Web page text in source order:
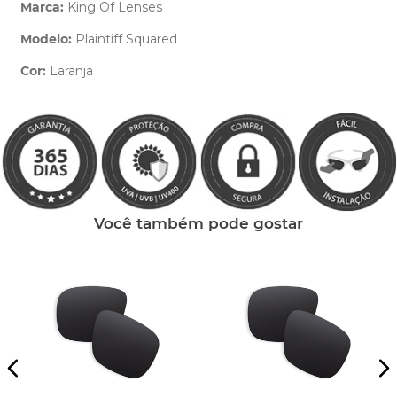
Marca: King Of Lenses
Modelo: Plaintiff Squared
Cor: Laranja
Você também pode gostar